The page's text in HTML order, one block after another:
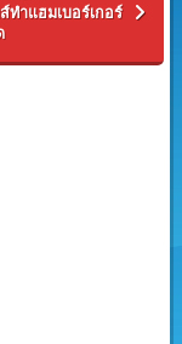
ทำแฮมเบอร์เกอร์